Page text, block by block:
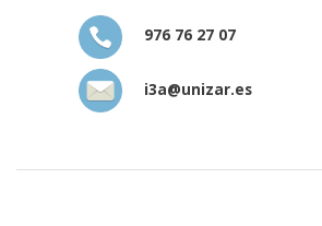
976 76 27 07
i3a@unizar.es